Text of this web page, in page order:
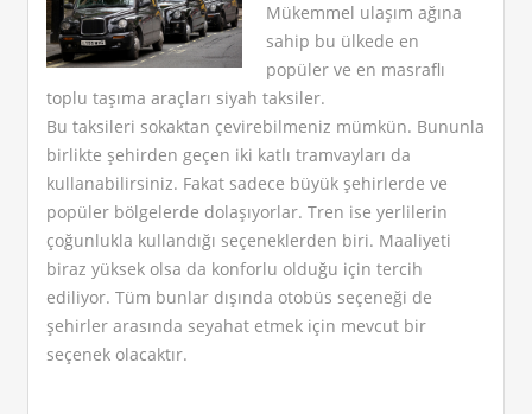
Mükemmel ulaşım ağına
sahip bu ülkede en
popüler ve en masraflı
toplu taşıma araçları siyah taksiler.
Bu taksileri sokaktan çevirebilmeniz mümkün. Bununla
birlikte şehirden geçen iki katlı tramvayları da
kullanabilirsiniz. Fakat sadece büyük şehirlerde ve
popüler bölgelerde dolaşıyorlar. Tren ise yerlilerin
çoğunlukla kullandığı seçeneklerden biri. Maaliyeti
biraz yüksek olsa da konforlu olduğu için tercih
ediliyor. Tüm bunlar dışında otobüs seçeneği de
şehirler arasında seyahat etmek için mevcut bir
seçenek olacaktır.